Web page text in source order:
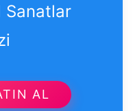
Sanatlar
AL